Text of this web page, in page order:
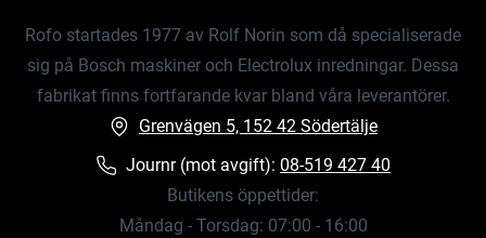
Rofo startades 1977 av Rolf Norin som då specialiserade
sig på Bosch maskiner och Electrolux inredningar. Dessa
fabrikat finns fortfarande kvar bland våra leverantörer.
Grenvägen 5, 152 42 Södertälje
Journr (mot avgift): 08-519 427 40
Butikens öppettider:
Måndag - Torsdag: 07:00 - 16:00